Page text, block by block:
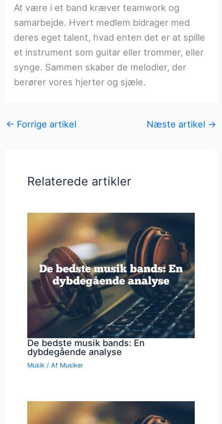
At være i et band kræver teamwork og
samarbejde. Hvert medlem bidrager med
deres eget talent, hvad enten det er at spille
et instrument som guitar eller trommer, eller
synge. Sammen skaber de melodier, der
berører vores hjerter og sjæle.
← Forrige artikel Næste artikel →
Relaterede artikler
De bedste musik bands: En
dybdegående analyse
Musik / Af Musiker